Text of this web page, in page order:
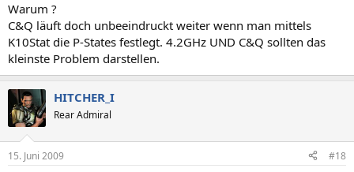
Warum ?
C&Q läuft doch unbeeindruckt weiter wenn man mittels
K10Stat die P-States festlegt. 4.2GHz UND C&Q sollten das
kleinste Problem darstellen.
HITCHER_I
Rear Admiral
15. Juni 2009 #18